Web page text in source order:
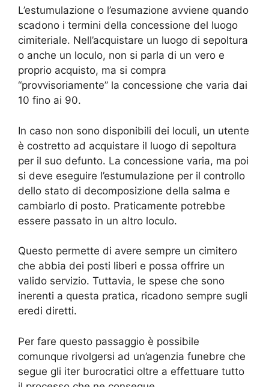
L’estumulazione o l’esumazione avviene quando
scadono i termini della concessione del luogo
cimiteriale. Nell’acquistare un luogo di sepoltura
o anche un loculo, non si parla di un vero e
proprio acquisto, ma si compra
“provvisoriamente” la concessione che varia dai
10 fino ai 90.
In caso non sono disponibili dei loculi, un utente
è costretto ad acquistare il luogo di sepoltura
per il suo defunto. La concessione varia, ma poi
si deve eseguire l’estumulazione per il controllo
dello stato di decomposizione della salma e
cambiarlo di posto. Praticamente potrebbe
essere passato in un altro loculo.
Questo permette di avere sempre un cimitero
che abbia dei posti liberi e possa offrire un
valido servizio. Tuttavia, le spese che sono
inerenti a questa pratica, ricadono sempre sugli
eredi diretti.
Per fare questo passaggio è possibile
comunque rivolgersi ad un’agenzia funebre che
segue gli iter burocratici oltre a effettuare tutto